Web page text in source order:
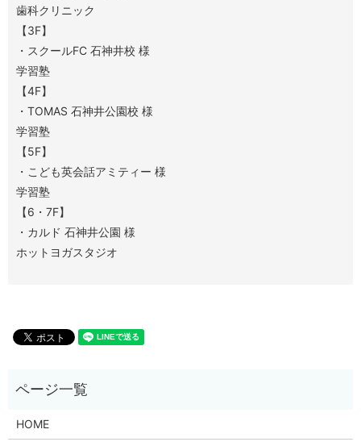
歯科クリニック
【3F】
・スクールFC 石神井校 様
学習塾
【4F】
・TOMAS 石神井公園校 様
学習塾
【5F】
・こども英会話アミティー 様
学習塾
【6・7F】
・カルド 石神井公園 様
ホットヨガスタジオ
HOME